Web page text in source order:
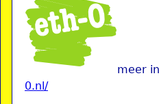
meer
0.nl/